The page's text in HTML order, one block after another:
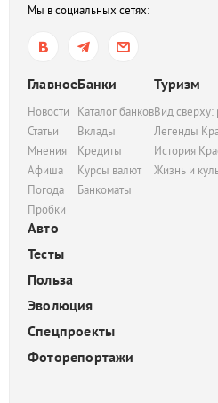
Мы в социальных сетях:
Главное
Новости
Статьи
Мнения
Афиша
Погода
Пробки
Банки
Каталог банков
Вклады
Кредиты
Курсы валют
Банкоматы
Туризм
Вид сверху:
Легенды
История
Жизнь и
Авто
Тесты
Польза
Эволюция
Спецпроекты
Фоторепортажи